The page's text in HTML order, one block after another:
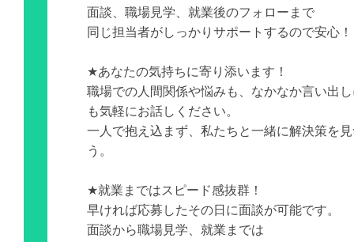
面談、職場見学、就業後のフォローまで
同じ担当者がしっかりサポートするので安心！
★あなたの気持ちに寄り添います！
職場での人間関係や悩みも、なかなか言い出
も気軽にお話しください。
一人で抱え込まず、私たちと一緒に解決策を
う。
★就業まではスピード感抜群！
早ければ応募したその日に面談が可能です。
面談から職場見学、就業までは